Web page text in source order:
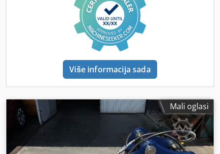
Više informacija sada
Mali oglasi